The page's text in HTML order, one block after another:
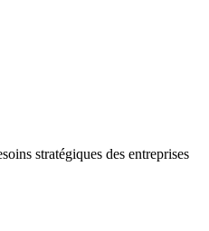
stratégiques des entreprises